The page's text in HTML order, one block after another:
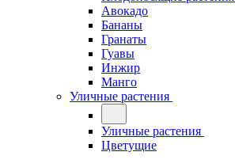
Авокадо
Бананы
Гранаты
Гуавы
Инжир
Манго
Уличные растения
Уличные растения
Цветущие